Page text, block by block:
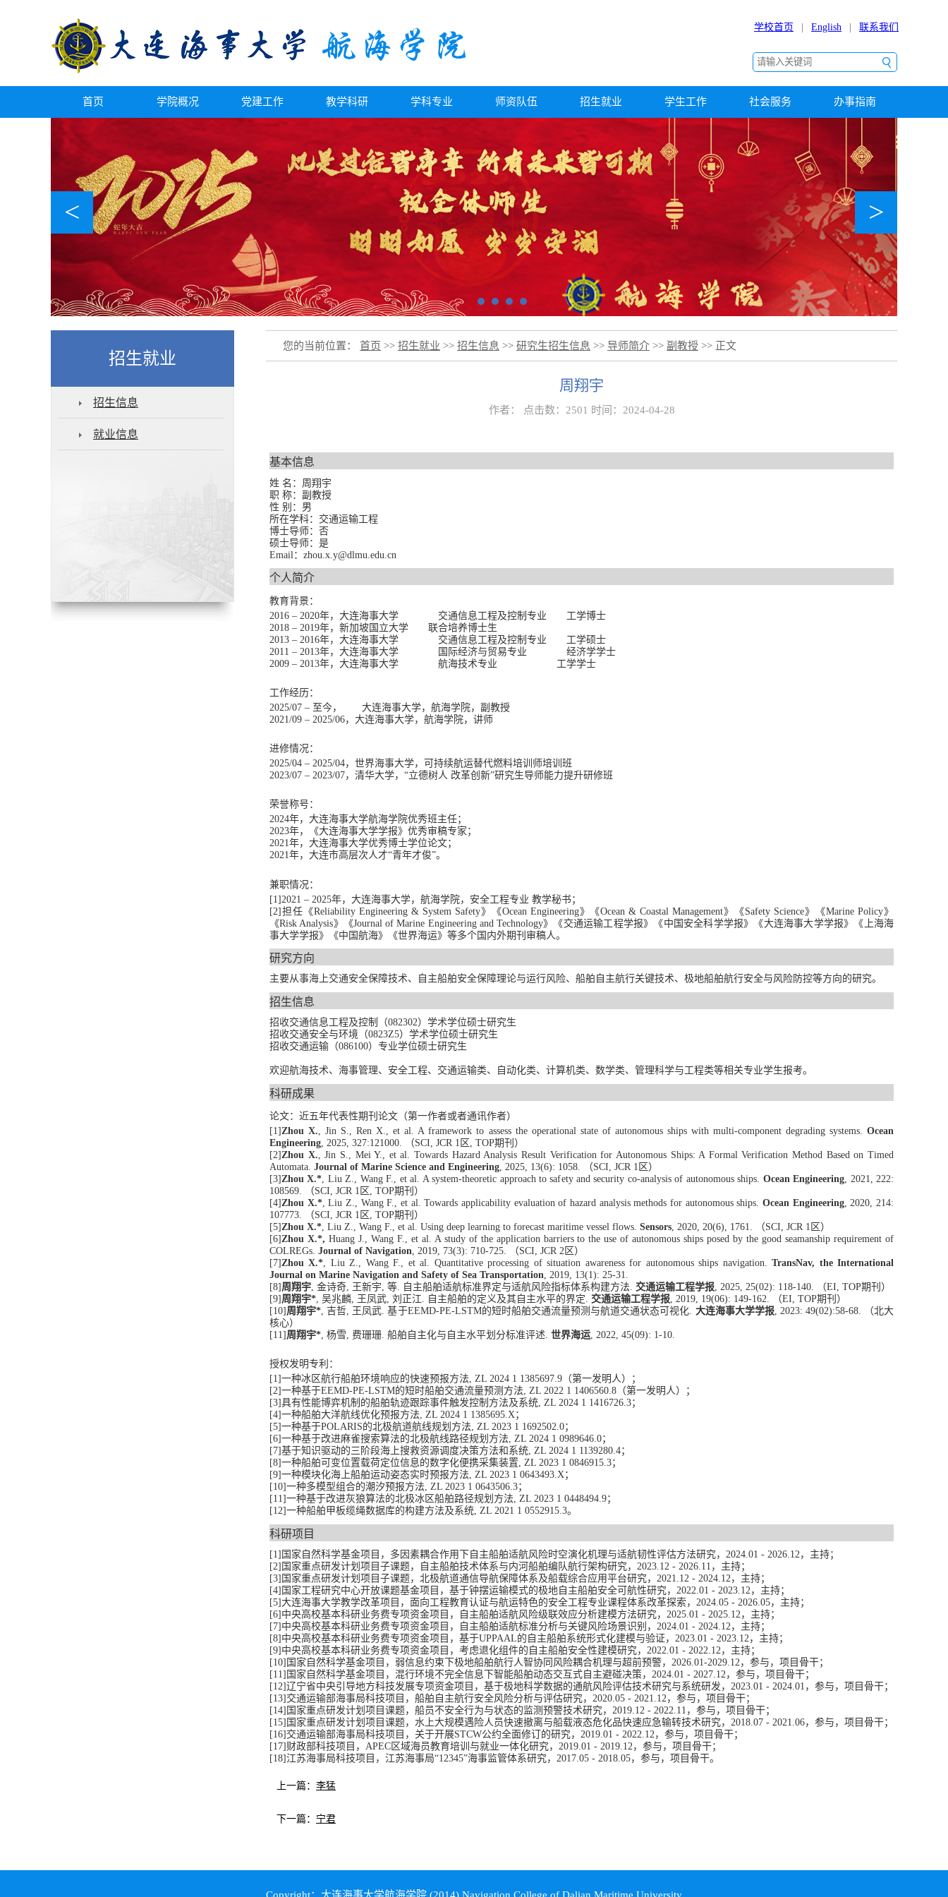
学校首页 English 联系我们
首页 学院概况 党建工作 教学科研 学科专业 师资队伍 招生就业 学生工作 社会服务 办事指南
< >
招生就业
招生信息
就业信息
您的当前位置： 首页 >> 招生就业 >> 招生信息 >> 研究生招生信息 >> 导师简介 >> 副教授 >> 正文
周翔宇
作者： 点击数： 2501 时间：2024-04-28
基本信息
姓 名： 周翔宇
职 称： 副教授
性 别 ： 男
所在学科： 交通运输工程
博士导师： 否
硕士导师： 是
Email： zhou.x.y@dlmu.edu.cn
个人简介
教育背景：
2016 – 2020年，大连海事大学 交通信息工程及控制专业
工学博士
2018 – 2019年，新加坡国立大学 联合培养博士生
2013 – 2016年，大连海事大学 交通信息工程及控制专业
工学硕士
2011 – 2013年，大连海事大学 国际经济与贸易专业
经济学学士
2009 – 2013年，大连海事大学 航海技术专业 工学学士
工作经历：
2025/07 – 至今，
大连海事大学，航海学院，副教授
2021/09 – 2025/06，大连海事大学，航海学院，讲师
进修情况：
2025/04 – 2025/04， 世界海事大学，
可持续航运替代燃料培训师培训班
2023/07 – 2023/07， 清华大学， “立德树人 改革创新”研究生导师能力提升研修班
荣誉称号：
2024年， 大连海事大学航海学院优秀班主任；
2023年， 《大连海事大学学报》优秀审稿专家 ；
2021年， 大连海事大学优秀博士学位论文；
2021年， 大连市高层次人才“青年才俊”。
兼职情况 ：
[1]2021 – 2025年，大连海事大学，航海学院，安全工程专业 教学秘书；
[2]担任《Reliability Engineering & System Safety》《Ocean Engineering》《Ocean & Coastal Management》《Safety Science》《Marine Policy》
《Risk Analysis》《Journal of Marine Engineering and Technology》 《交通运输工程学报》《中国安全科学学报》 《大连海事大学学报》《上海海
事大学学报》《中国航海》《世界海运》 等多个国内外期刊审稿人。
研究方向
主要从事海上交通安全保障技术、自主船舶安全保障理论与运行风险、船舶自主航行关键技术、极地船舶航行安全与风险防控等方向的研究。
招生信息
招收交通信息工程及控制（082302）学术学位硕士研究生
招收交通安全与环境（0823Z5）学术学位硕士研究生
招收交通运输（086100）专业学位硕士研究生
欢迎航海技术、 海事管理、安全工程、 交通运输类、自动化类、计算机类、 数学类、 管理科学与工程类等相关专业学生报考。
科研成果
论文：近五年代表性期刊论文 （第一作者或者通讯作者）
[1]Zhou X., Jin S., Ren X., et al. A framework to assess the operational state of autonomous ships with multi-component degrading systems.Ocean
Engineering, 2025, 327:121000. （SCI, JCR 1区 , TOP期刊）
[2]Zhou X., Jin S., Mei Y., et al. Towards Hazard Analysis Result Verification for Autonomous Ships: A Formal Verification Method Based on Timed
Automata. Journal of Marine Science and Engineering, 2025, 13(6): 1058. （SCI, JCR 1区）
[3]Zhou X.*, Liu Z., Wang F., et al. A system-theoretic approachto safety and security co-analysis of autonomous ships. Ocean Engineering, 2021, 222:
108569.
（SCI, JCR 1区 , TOP期刊）
[4]Zhou X.*, Liu Z., Wang F., et al. Towards applicability evaluation of hazard analysis methods for autonomous ships.Ocean Engineering, 2020, 214:
107773. （SCI, JCR 1区 , TOP期刊）
[5]Zhou X.*, Liu Z., Wang F., et al. Using deep learning to forecast maritime vessel flows. Sensors, 2020, 20(6), 1761. （SCI, JCR 1区）
[6]Zhou X.*, Huang J., Wang F., et al. A study of the application barriersto theuse of autonomousships posed by the good seamanship requirement of
COLREGs. Journal of Navigation, 2019, 73(3): 710-725. （SCI, JCR 2区）
[7]Zhou X.*, Liu Z., Wang F., et al. Quantitative processing of situation awareness for autonomous ships navigation.TransNav, the International
Journal on Marine Navigation and Safety of Sea Transportation, 2019, 13(1): 25-31.
[8] 周翔宇, 金诗奇, 王新宇, 等. 自主船舶适航标准界定与适航风险指标体系构建方法. 交通运输工程学报, 2025, 25(02): 118-140. （EI, TOP期刊）
[9] 周翔宇*, 吴兆麟, 王凤武, 刘正江. 自主船舶的定义及其自主水平的界定. 交通运输工程学报, 2019, 19(06): 149-162. （EI, TOP期刊）
[10] 周翔宇*, 吉哲, 王凤武. 基于EEMD-PE-LSTM的短时船舶交通流量预测与航道交通状态可视化. 大连海事大学学报, 2023: 49(02):58-68. （北大
核心）
[11] 周翔宇*, 杨雪, 费珊珊. 船舶自主化与自主水平划分标准评述. 世界海运, 2022, 45(09): 1-10.
授权发明专利 ：
[1]一种冰区航行船舶环境响应的快速预报方法, ZL 2024 1 1385697.9 （第一发明人）
；
[2]一种基于EEMD-PE-LSTM的短时船舶交通流量预测方法, ZL 2022 1 1406560.8 （第一发明人）
；
[3]具有性能博弈机制的船舶轨迹跟踪事件触发控制方法及系统, ZL 2024 1 1416726.3；
[4]一种船舶大洋航线优化预报方法, ZL 2024 1 1385695.X；
[5]一种基于POLARIS的北极航道航线规划方法, ZL 2023 1 1692502.0；
[6]一种基于改进麻雀搜索算法的北极航线路径规划方法, ZL 2024 1 0989646.0；
[7]基于知识驱动的三阶段海上搜救资源调度决策方法和系统, ZL 2024 1 1139280.4；
[8]一种船舶可变位置载荷定位信息的数字化便携采集装置, ZL 2023 1 0846915.3；
[9]一种模块化海上船舶运动姿态实时预报方法, ZL 2023 1 0643493.X；
[10]一种多模型组合的潮汐预报方法, ZL 2023 1 0643506.3；
[11]一种基于改进灰狼算法的北极冰区船舶路径规划方法, ZL 2023 1 0448494.9；
[12]一种船舶甲板缆绳数据库的构建方法及系统, ZL 2021 1 0552915.3。
科研项目
[1] 国家自然科学基金项目 ， 多因素耦合作用下自主船舶适航风险时空演化机理与适航韧性评估方法研究， 2024.01 - 2026.12， 主持；
[2] 国家重点研发计划项目子课题， 自主船舶技术体系与内河船舶编队航行架构研究， 2023.12 - 2026.11 ， 主持；
[3] 国家重点研发计划项目子课题， 北极航道通信导航保障体系及船载综合应用平台研究， 2021.12 - 2024.12， 主持；
[4] 国家工程研究中心开放课题基金项目 ， 基于钟摆运输模式的极地自主船舶安全可航性研究， 2022.01 - 2023.12， 主持；
[5]大连海事大学教学改革项目， 面向工程教育认证与航运特色的安全工程专业课程体系改革探索 ，2024.05 - 2026.05， 主持；
[6] 中央高校基本科研业务费专项资金项目 ， 自主船舶适航风险级联效应分析建模方法研究， 2025.01 - 2025.12， 主持；
[7] 中央高校基本科研业务费专项资金项目 ， 自主船舶适航标准分析与关键风险场景识别 ， 2024.01 - 2024.12， 主持；
[8] 中央高校基本科研业务费专项资金项目 ， 基于UPPAAL的自主船舶系统形式化建模与验证 ， 2023.01 - 2023.12， 主持；
[9] 中央高校基本科研业务费专项资金项目 ， 考虑退化组件的自主船舶安全性建模研究， 2022.01 - 2022.12， 主持；
[10] 国家自然科学基金项目 ， 弱信息约束下极地船舶航行人智协同风险耦合机理与超前预警，2026.01-2029.12，参与 ， 项目 骨干；
[11] 国家自然科学基金项目 ，混行环境不完全信息下智能船舶动态交互式自主避碰决策，2024.01 - 2027.12，参与 ， 项目 骨干；
[12]辽宁省中央引导地方科技发展专项资金项目，基于极地科学数据的通航风险评估技术研究与系统研发，2023.01 - 2024.01，参与 ， 项目 骨干；
[13] 交通运输部海事局科技项目，船舶自主航行安全风险分析与评估研究，2020.05 - 2021.12，参与 ， 项目 骨干；
[14] 国家重点研发计划项目课题，船员不安全行为与状态的监测预警技术研究，2019.12 - 2022.11，参与 ， 项目 骨干；
[15] 国家重点研发计划项目课题， 水上大规模遇险人员快速撤离与船载液态危化品快速应急输转技术研究，2018.07 - 2021.06，参与 ， 项目 骨干；
[16] 交通运输部海事局科技项目，关于开展STCW公约全面修订的研究，2019.01 - 2022.12，参与 ， 项目 骨干；
[17] 财政部科技项目，APEC区域海员教育培训与就业一体化研究，2019.01 - 2019.12，参与 ， 项目 骨干；
[18]江苏海事局科技项目，江苏海事局“12345”海事监管体系研究，2017.05 - 2018.05，参与 ， 项目 骨干。
上一篇： 李猛
下一篇： 宁君